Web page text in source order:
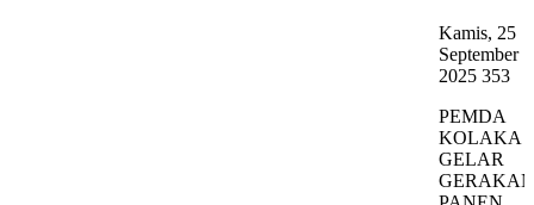
Kamis, 25
September
2025 353
PEMDA
KOLAKA
GELAR
GERAKAN